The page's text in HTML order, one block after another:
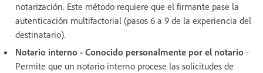
notarización. Este método requiere que el firmante pase la
autenticación multifactorial (pasos 6 a 9 de la experiencia del
destinatario).
Notario interno - Conocido personalmente por el notario -
Permite que un notario interno procese las solicitudes de